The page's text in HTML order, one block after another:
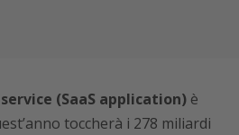
(SaaS application)è
toccherà i 278 miliardi